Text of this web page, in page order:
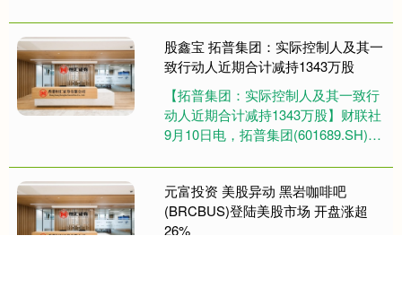
试。内部模拟测试虽能控制变量....
股鑫宝 拓普集团：实际控制人及其一
致行动人近期合计减持1343万股
【拓普集团：实际控制人及其一致行
动人近期合计减持1343万股】财联社
9月10日电，拓普集团(601689.SH)公
致行动人邬好年....
元富投资 美股异动 黑岩咖啡吧
(BRCBUS)登陆美股市场 开盘涨超
26%